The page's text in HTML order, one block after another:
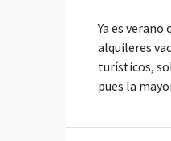
Ya es
alquileres
turísticos,
pues la